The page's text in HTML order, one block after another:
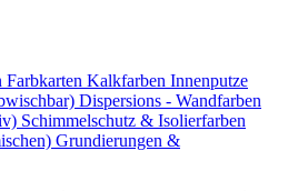
Farbkarten Kalkfarben Innenputze
Dispersions - Wandfarben
Schimmelschutz & Isolierfarben
Grundierungen &